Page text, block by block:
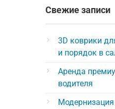
Свежие записи
3D коврики
и порядок в
Аренда
водителя
Модернизация